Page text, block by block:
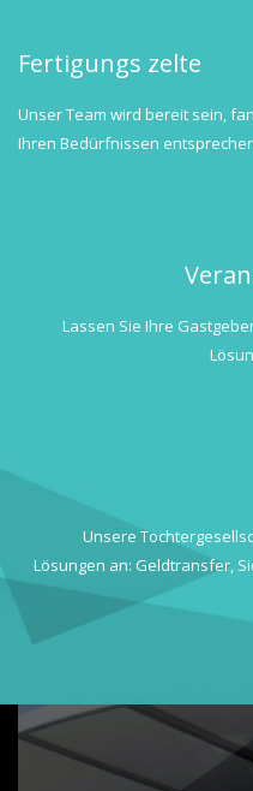
Fertigungs zelte
Unser Team wird bereit sein,
Ihren Bedürfnissen
Lassen Sie Ihre
Unsere
Lösungen an: Geldtransfer,